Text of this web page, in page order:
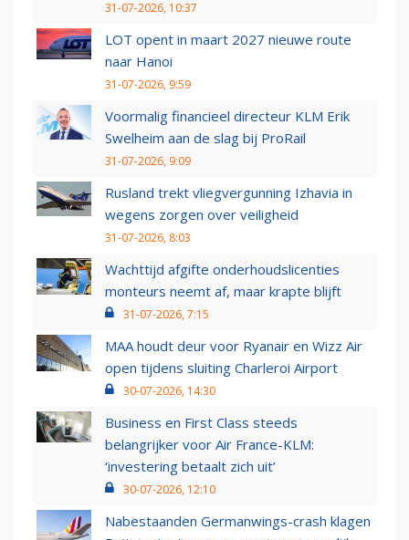
31-07-2026, 10:37
LOT opent in maart 2027 nieuwe route
naar Hanoi
31-07-2026, 9:59
Voormalig financieel directeur KLM Erik
Swelheim aan de slag bij ProRail
31-07-2026, 9:09
Rusland trekt vliegvergunning Izhavia in
wegens zorgen over veiligheid
31-07-2026, 8:03
Wachttijd afgifte onderhoudslicenties
monteurs neemt af, maar krapte blijft
31-07-2026, 7:15
MAA houdt deur voor Ryanair en Wizz Air
open tijdens sluiting Charleroi Airport
30-07-2026, 14:30
Business en First Class steeds
belangrijker voor Air France-KLM:
‘investering betaalt zich uit’
30-07-2026, 12:10
Nabestaanden Germanwings-crash klagen